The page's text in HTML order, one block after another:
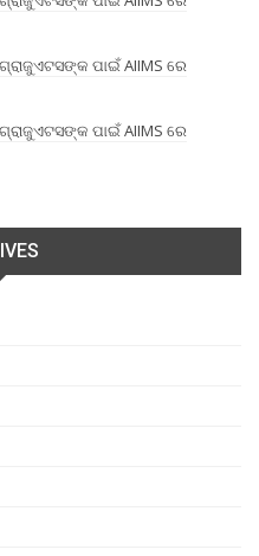
ଗ୍ରାଜୁଏଟସଙ୍କ ପାଇଁ AIIMS ରେ
ଗ୍ରାଜୁଏଟସଙ୍କ ପାଇଁ AIIMS ରେ